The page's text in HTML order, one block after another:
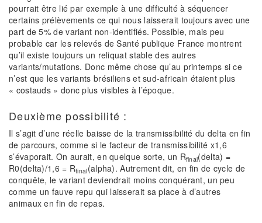
pourrait être lié par exemple à une difficulté à séquencer
certains prélèvements ce qui nous laisserait toujours avec une
part de 5% de variant non-identifiés. Possible, mais peu
probable car les relevés de Santé publique France montrent
qu’il existe toujours un reliquat stable des autres
variants/mutations. Donc même chose qu’au printemps si ce
n’est que les variants brésiliens et sud-africain étaient plus
« costauds » donc plus visibles à l’époque.
Deuxième possibilité :
Il s’agit d’une réelle baisse de la transmissibilité du delta en fin
de parcours, comme si le facteur de transmissibilité x1,6
s’évaporait. On aurait, en quelque sorte, un Rfinal(delta) =
R0(delta)/1,6 = Rfinal(alpha). Autrement dit, en fin de cycle de
conquête, le variant deviendrait moins conquérant, un peu
comme un fauve repu qui laisserait sa place à d’autres
animaux en fin de repas.